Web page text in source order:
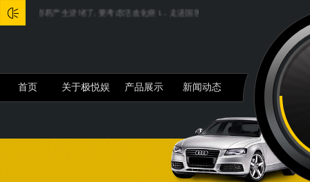
最容易产生淤堵了, 要考虑活血化瘀1... 走进国医大师伍炳彩, 深度揭秘“湿病诊疗体
首页 关于极悦娱 产品展示 新闻动态